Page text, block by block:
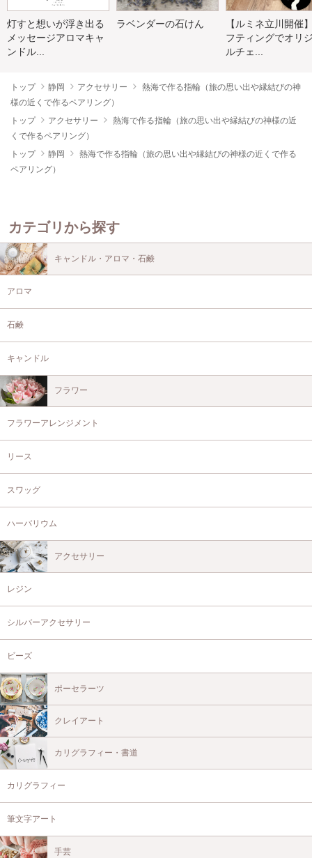
灯すと想いが浮き出る
メッセージアロマキャ
ンドル...
ラベンダーの石けん
【ルミネ立川開催
フティングでオリ
ルチェ...
トップ 静岡 アクセサリー
熱海で作る指輪（旅の思い出や縁結びの神
様の近くで作るペアリング）
トップ
アクセサリー
熱海で作る指輪（旅の思い出や縁結びの神様の近
くで作るペアリング）
トップ
静岡
熱海で作る指輪（旅の思い出や縁結びの神様の近くで作る
ペアリング）
カテゴリから探す
キャンドル・アロマ・石鹸
アロマ
石鹸
キャンドル
フラワー
フラワーアレンジメント
リース
スワッグ
ハーバリウム
アクセサリー
レジン
シルバーアクセサリー
ビーズ
ポーセラーツ
クレイアート
カリグラフィー・書道
カリグラフィー
筆文字アート
手芸